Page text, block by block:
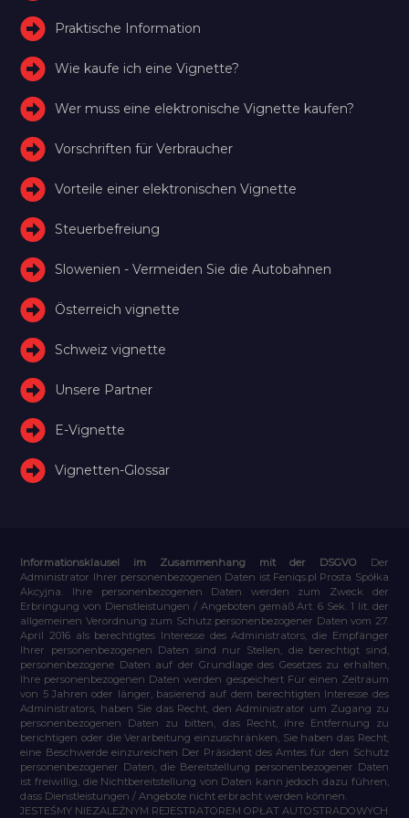
Praktische Information
Wie kaufe ich eine Vignette?
Wer muss eine elektronische Vignette kaufen?
Vorschriften für Verbraucher
Vorteile einer elektronischen Vignette
Steuerbefreiung
Slowenien - Vermeiden Sie die Autobahnen
Österreich vignette
Schweiz vignette
Unsere Partner
E-Vignette
Vignetten-Glossar
Informationsklausel im Zusammenhang mit der DSGVO
Der
Administrator Ihrer personenbezogenen Daten ist Feniqs.pl Prosta Spółka
Akcyjna. Ihre personenbezogenen Daten werden zum Zweck der
Erbringung von Dienstleistungen / Angeboten gemäß Art. 6 Sek. 1 lit. der
allgemeinen Verordnung zum Schutz personenbezogener Daten vom 27.
April 2016 als berechtigtes Interesse des Administrators, die Empfänger
Ihrer personenbezogenen Daten sind nur Stellen, die berechtigt sind,
personenbezogene Daten auf der Grundlage des Gesetzes zu erhalten,
Ihre personenbezogenen Daten werden gespeichert Für einen Zeitraum
von 5 Jahren oder länger, basierend auf dem berechtigten Interesse des
Administrators, haben Sie das Recht, den Administrator um Zugang zu
personenbezogenen Daten zu bitten, das Recht, ihre Entfernung zu
berichtigen oder die Verarbeitung einzuschränken, Sie haben das Recht,
eine Beschwerde einzureichen Der Präsident des Amtes für den Schutz
personenbezogener Daten, die Bereitstellung personenbezogener Daten
ist freiwillig, die Nichtbereitstellung von Daten kann jedoch dazu führen,
dass Dienstleistungen / Angebote nicht erbracht werden können.
JESTEŚMY NIEZALEŻNYM REJESTRATOREM OPŁAT AUTOSTRADOWYCH